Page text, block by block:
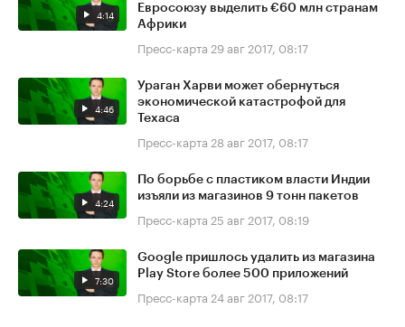
4:14
Евросоюзу выделить €60 млн странам
Африки
Пресс-карта 29 авг 2017, 08:17
4:46
Ураган Харви может обернуться
экономической катастрофой для
Техаса
Пресс-карта 28 авг 2017, 08:17
4:24
По борьбе с пластиком власти Индии
изъяли из магазинов 9 тонн пакетов
Пресс-карта 25 авг 2017, 08:19
7:30
Google пришлось удалить из магазина
Play Store более 500 приложений
Пресс-карта 24 авг 2017, 08:17